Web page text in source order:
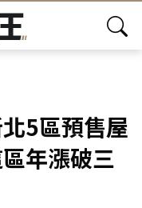
5區預售屋
年漲破三